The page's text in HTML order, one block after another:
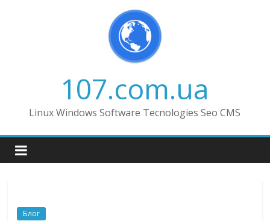
107.com.ua
Linux Windows Software Tecnologies Seo CMS
Блог